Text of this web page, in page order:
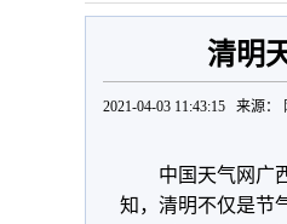
清明
2021-04-03 11:43:15 来源：
中国天气网广
知，清明不仅是节